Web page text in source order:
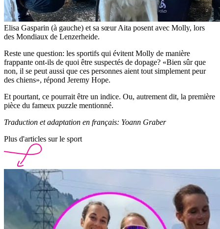
Elisa Gasparin (à gauche) et sa sœur Aita posent avec Molly, lors
des Mondiaux de Lenzerheide.
Reste une question: les sportifs qui évitent Molly de manière
frappante ont-ils de quoi être suspectés de dopage? «Bien sûr que
non, il se peut aussi que ces personnes aient tout simplement peur
des chiens», répond Jeremy Hope.
Et pourtant, ce pourrait être un indice. Ou, autrement dit, la première
pièce du fameux puzzle mentionné.
Traduction et adaptation en français: Yoann Graber
Plus d'articles sur le sport